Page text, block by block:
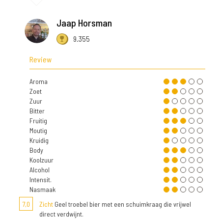
Jaap Horsman
9.355
Review
Aroma
Zoet
Zuur
Bitter
Fruitig
Moutig
Kruidig
Body
Koolzuur
Alcohol
Intensit.
Nasmaak
7,0
Zicht Geel troebel bier met een schuimkraag die vrijwel
direct verdwijnt.